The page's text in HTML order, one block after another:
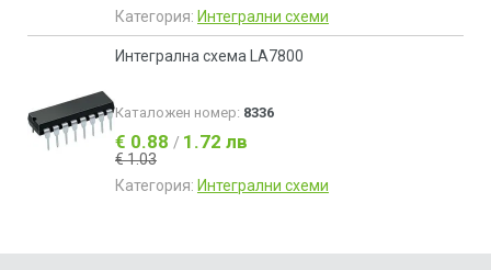
Категория: Интегрални схеми
Интегрална схема LA7800
Каталожен номер: 8336
€ 0.88 / 1.72 лв
€ 1.03
Категория: Интегрални схеми